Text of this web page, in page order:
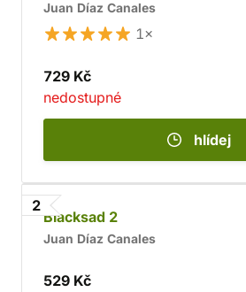
Juan Díaz Canales
1×
729 Kč
nedostupné
hlídej
2
Blacksad 2
Juan Díaz Canales
529 Kč